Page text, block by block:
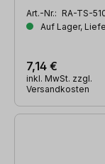
Art.-Nr.: RA-TS-
Auf Lager,
7,14 €
inkl. MwSt. zzgl.
Versandkosten